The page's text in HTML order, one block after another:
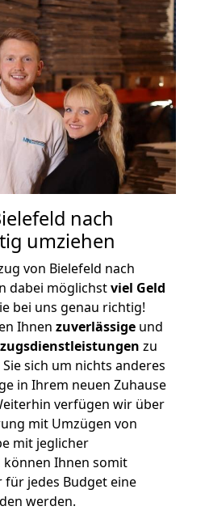
nach
umziehen
von Bielefeld nach
dabei möglichstviel Geld
bei uns genau richtig!
Ihnen zuverlässige und
zu
sich um nichts anderes
in Ihrem neuen Zuhause
verfügen wir über
mit Umzügen von
mit jeglicher
Ihnen somit
jedes Budget eine
werden.